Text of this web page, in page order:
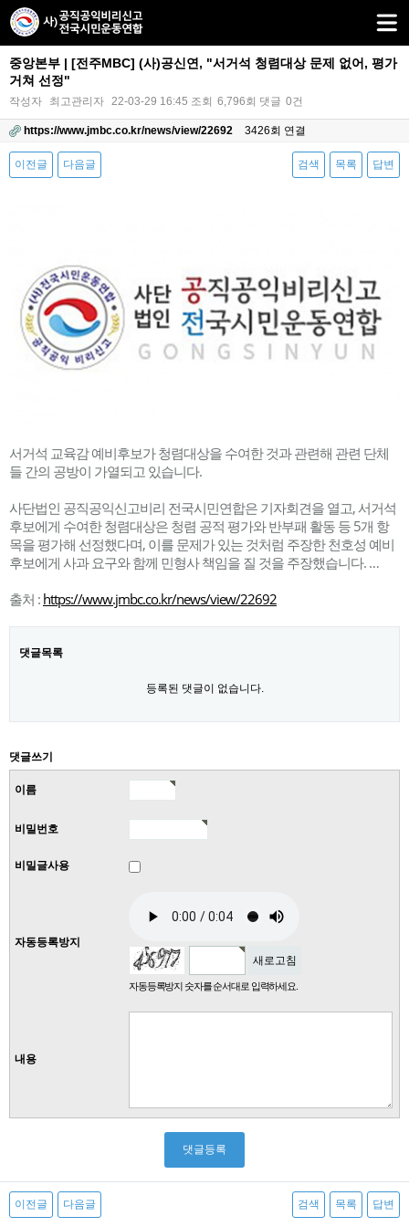
중앙본부 | [전주MBC] (사)공신연, "서거석 청렴대상 문제 없어, 평가
거쳐 선정"
작성자 최고관리자 22-03-29 16:45 조회 6,796회 댓글 0건
https://www.jmbc.co.kr/news/view/22692 3426회 연결
이전글 다음글 검색 목록 답변
서거석 교육감 예비후보가 청렴대상을 수여한 것과 관련해 관련 단체
들 간의 공방이 가열되고 있습니다.
사단법인 공직공익신고비리 전국시민연합은 기자회견을 열고, 서거석
후보에게 수여한 청렴대상은 청렴 공적 평가와 반부패 활동 등 5개 항
목을 평가해 선정했다며, 이를 문제가 있는 것처럼 주장한 천호성 예비
후보에게 사과 요구와 함께 민형사 책임을 질 것을 주장했습니다. …
출처 : https://www.jmbc.co.kr/news/view/22692
댓글목록
등록된 댓글이 없습니다.
댓글쓰기
이름
비밀번호
비밀글사용
자동등록방지
새로고침
자동등록방지 숫자를 순서대로 입력하세요.
내용
이전글 다음글 검색 목록 답변